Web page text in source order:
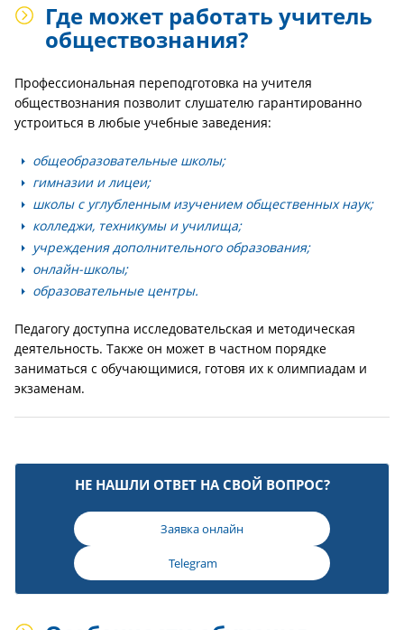
Где может работать учитель
обществознания?
Профессиональная переподготовка на учителя
обществознания позволит слушателю гарантированно
устроиться в любые учебные заведения:
общеобразовательные школы;
гимназии и лицеи;
школы с углубленным изучением общественных наук;
колледжи, техникумы и училища;
учреждения дополнительного образования;
онлайн-школы;
образовательные центры.
Педагогу доступна исследовательская и методическая
деятельность. Также он может в частном порядке
заниматься с обучающимися, готовя их к олимпиадам и
экзаменам.
НЕ НАШЛИ ОТВЕТ НА СВОЙ ВОПРОС?
Заявка онлайн
Telegram